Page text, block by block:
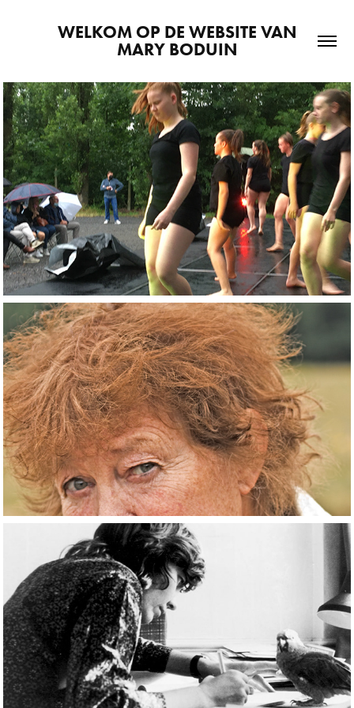
MARY BODUIN
2021
'Dat heet dan
gelukkig zijn' dans
en theatershow
2020
BIO
2020
SONGS